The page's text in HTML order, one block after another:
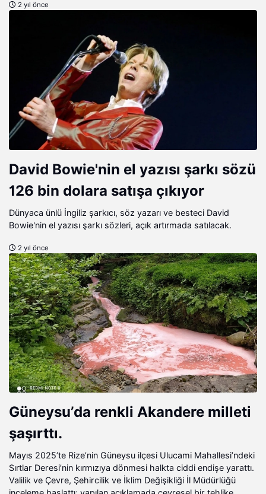
Bayındır’a ulaşarak sizler için soruları yeniden sordu. İşte
2 yıl önce
David Bowie'nin el yazısı şarkı sözü
126 bin dolara satışa çıkıyor
Dünyaca ünlü İngiliz şarkıcı, söz yazarı ve besteci David
Bowie'nin el yazısı şarkı sözleri, açık artırmada satılacak.
2 yıl önce
Güneysu’da renkli Akandere milleti
şaşırttı.
Mayıs 2025’te Rize’nin Güneysu ilçesi Ulucami Mahallesi’ndeki
Sırtlar Deresi’nin kırmızıya dönmesi halkta ciddi endişe yarattı.
Valilik ve Çevre, Şehircilik ve İklim Değişikliği İl Müdürlüğü